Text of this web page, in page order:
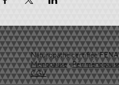
Naturopathe certifiée
Ménopause·
CGV